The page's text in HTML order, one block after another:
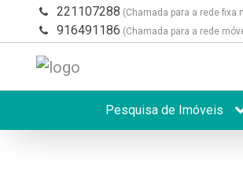
221107288 (Chamada para a rede fixa
916491186 (Chamada para a rede
Pesquisa de Imóveis